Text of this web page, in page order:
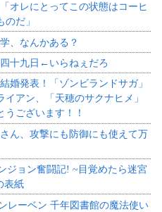
オレにとってこの状態はコーヒ
だ」
、なんかある？
十九日←いらねぇだろ
婚発表！「ゾンビランドサガ」
アン、「天穂のサクナヒメ」
ございます！！
ん、攻撃にも防御にも使えて万
ジョン奮闘記! ~目覚めたら迷宮
表紙
レーベン 千年図書館の魔法使い